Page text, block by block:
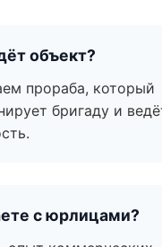
объект?
прораба, который
бригаду и
с юрлицами?